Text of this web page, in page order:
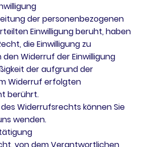
der personenbezogenen
Einwilligung beruht, haben
die Einwilligung zu
Widerruf der Einwilligung
der aufgrund der
Widerruf erfolgten
berührt.
Widerrufsrechts können Sie
wenden.